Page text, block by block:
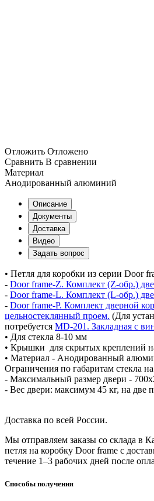
Отложить Отложено
Сравнить В сравнении
Материал
Анодированный алюминий
Описание
Документы
Доставка
Видео
Задать вопрос
• Петля для коробки из серии Door
- Door frame-Z. Комплект (Z-обр.)
- Door frame-L. Комплект (L-обр.)
- Door frame-P. Комплект дверной
цельностеклянный проем. (Для
потребуется MD-201. Закладная с
• Для стекла 8-10 мм
• Крышки для скрытых креплений
• Материал - Анодированный
Ограничения по габаритам стекла
- Максимальный размер двери -
- Вес двери: максимум 45 кг, на две
Доставка по всей России.
Мы отправляем заказы со склада в
петля на коробку Door frame с
течение 1–3 рабочих дней после
Способы получения